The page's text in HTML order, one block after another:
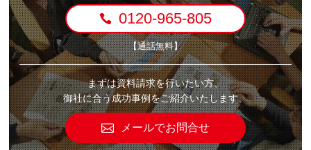
0120-965-805
【通話無料】
まずは資料請求を行いたい方、
御社に合う成功事例をご紹介いたします。
メールでお問合せ